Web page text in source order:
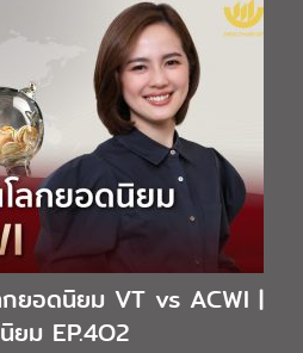
ยอดนิยม VT vs ACWI |
ยม EP.4O2